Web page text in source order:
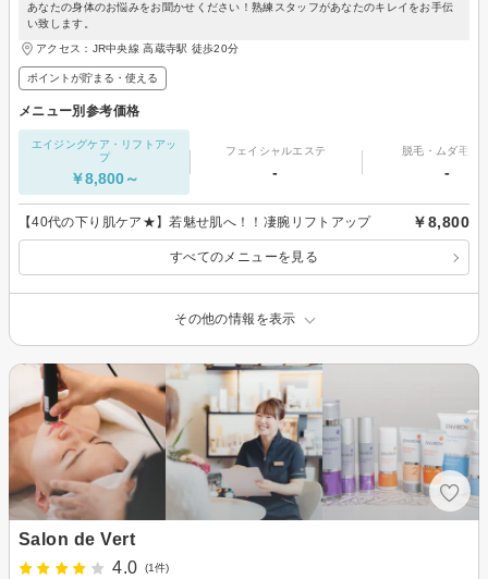
あなたの身体のお悩みをお聞かせください！熟練スタッフがあなたのキレイをお手伝
い致します。
アクセス：JR中央線 高蔵寺駅 徒歩20分
ポイントが貯まる・使える
メニュー別参考価格
エイジングケア・リフトアッ
プ
￥8,800～
フェイシャルエステ
-
脱毛・ムダ毛処
-
【40代の下り肌ケア★】若魅せ肌へ！！凄腕リフトアップ ￥8,800
すべてのメニューを見る
その他の情報を表示
Salon de Vert
4.0
(1件)